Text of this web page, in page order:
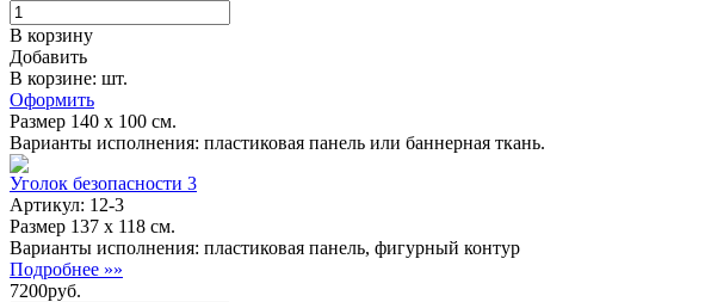
В корзину
Добавить
В корзине: шт.
Оформить
Размер 140 х 100 см.
Варианты исполнения: пластиковая панель или баннерная ткань.
Уголок безопасности 3
Артикул: 12-3
Размер 137 х 118 см.
Варианты исполнения: пластиковая панель, фигурный контур
Подробнее »»
7200руб.